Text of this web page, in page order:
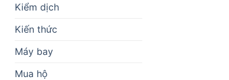
Kiểm dịch
Kiến thức
Máy bay
Mua hộ